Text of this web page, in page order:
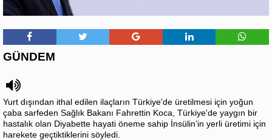
GÜNDEM
Yurt dışından ithal edilen ilaçların Türkiye'de üretilmesi için yoğun
çaba sarfeden Sağlık Bakanı Fahrettin Koca, Türkiye'de yaygın bir
hastalık olan Diyabette hayati öneme sahip İnsülin’in yerli üretimi için
harekete geçtiktiklerini söyledi.